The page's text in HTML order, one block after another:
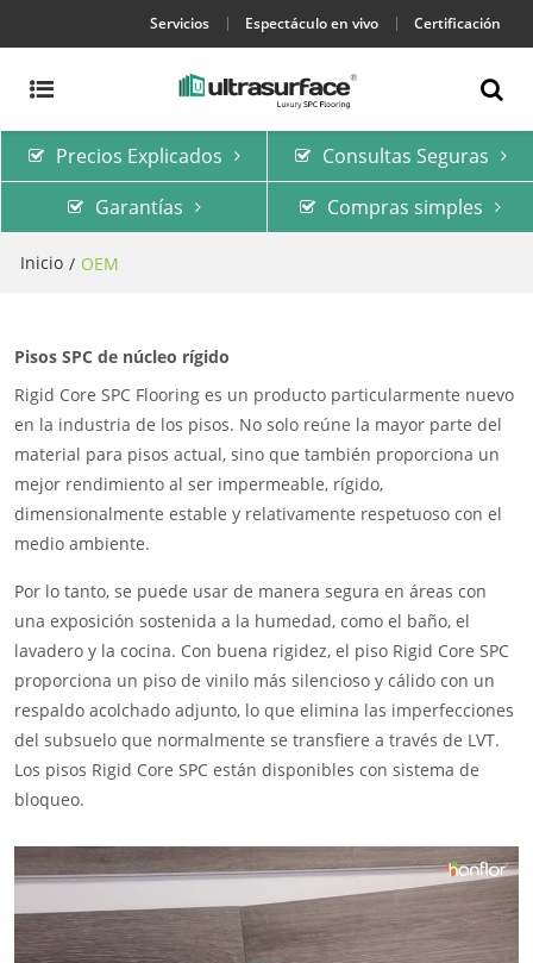
Servicios Espectáculo en vivo Certificación
Precios Explicados
Consultas Seguras
Garantías
Compras simples
Inicio / OEM
Pisos SPC de núcleo rígido
Rigid Core SPC Flooring es un producto particularmente nuevo
en la industria de los pisos. No solo reúne la mayor parte del
material para pisos actual, sino que también proporciona un
mejor rendimiento al ser impermeable, rígido,
dimensionalmente estable y relativamente respetuoso con el
medio ambiente.
Por lo tanto, se puede usar de manera segura en áreas con
una exposición sostenida a la humedad, como el baño, el
lavadero y la cocina. Con buena rigidez, el piso Rigid Core SPC
proporciona un piso de vinilo más silencioso y cálido con un
respaldo acolchado adjunto, lo que elimina las imperfecciones
del subsuelo que normalmente se transfiere a través de LVT.
Los pisos Rigid Core SPC están disponibles con sistema de
bloqueo.